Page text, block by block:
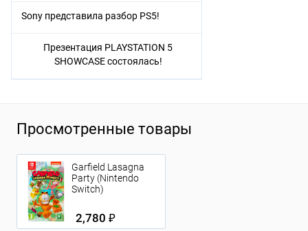
Sony представила разбор PS5!
Презентация PLAYSTATION 5
SHOWCASE состоялась!
Просмотренные товары
Garfield Lasagna
Party (Nintendo
Switch)
2,780 ₽